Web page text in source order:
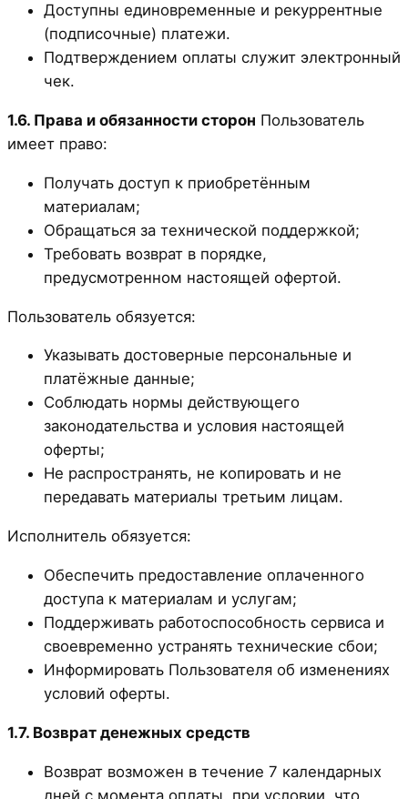
Доступны единовременные и рекуррентные
(подписочные) платежи.
Подтверждением оплаты служит электронный
чек.
1.6. Права и обязанности сторон Пользователь
имеет право:
Получать доступ к приобретённым
материалам;
Обращаться за технической поддержкой;
Требовать возврат в порядке,
предусмотренном настоящей офертой.
Пользователь обязуется:
Указывать достоверные персональные и
платёжные данные;
Соблюдать нормы действующего
законодательства и условия настоящей
оферты;
Не распространять, не копировать и не
передавать материалы третьим лицам.
Исполнитель обязуется:
Обеспечить предоставление оплаченного
доступа к материалам и услугам;
Поддерживать работоспособность сервиса и
своевременно устранять технические сбои;
Информировать Пользователя об изменениях
условий оферты.
1.7. Возврат денежных средств
Возврат возможен в течение 7 календарных
дней с момента оплаты, при условии, что